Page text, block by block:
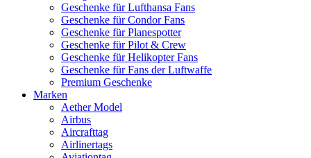
Geschenke für Lufthansa Fans
Geschenke für Condor Fans
Geschenke für Planespotter
Geschenke für Pilot & Crew
Geschenke für Helikopter Fans
Geschenke für Fans der Luftwaffe
Premium Geschenke
Marken
Aether Model
Airbus
Aircrafttag
Airlinertags